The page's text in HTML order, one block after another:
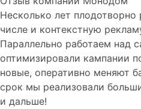
Несколько лет
числе и контекстную
Параллельно работаем над
оптимизировали кампании
новые, оперативно меняют
срок мы реализовали
и дальше!